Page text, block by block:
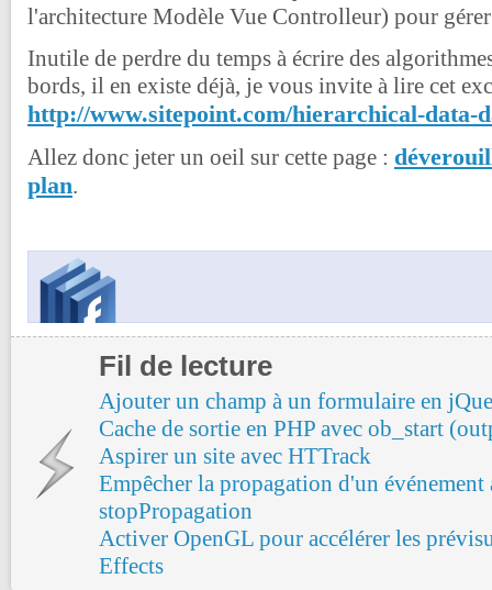
l'architecture Modèle Vue Controlleur) pour
Inutile de perdre du temps à écrire des
bords, il en existe déjà, je vous invite à lire cet
http://www.sitepoint.com/hierarchical-data-
Allez donc jeter un oeil sur cette page :
plan.
Fil de lecture
Ajouter un champ à un formulaire en
Cache de sortie en PHP avec ob_start
Aspirer un site avec HTTrack
Empêcher la propagation d'un événement
stopPropagation
Activer OpenGL pour accélérer les
Effects